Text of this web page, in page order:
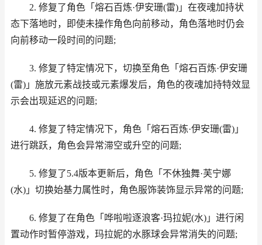
2. 修复了角色「熔石百炼·伊安珊(雷)」在夜魂加持状
态下落地时，即使未操作角色向前移动，角色落地时仍会
向前移动一段时间的问题;
3. 修复了特定情况下，切换至角色「熔石百炼·伊安珊
(雷)」施放元素战技或元素爆发后，角色的夜魂加持特效显
示会出现延迟的问题;
4. 修复了特定情况下，角色「熔石百炼·伊安珊(雷)」
进行跳跃，角色会异常滞空或升空的问题;
5. 修复了5.4版本更新后，角色「不休独舞·芙宁娜
(水)」切换始基力属性时，角色服饰装饰显示异常的问题;
6. 修复了在角色「哗啦啦逐浪客·玛拉妮(水)」进行闲
置动作时暂停游戏，玛拉妮的水豚球会异常消失的问题;